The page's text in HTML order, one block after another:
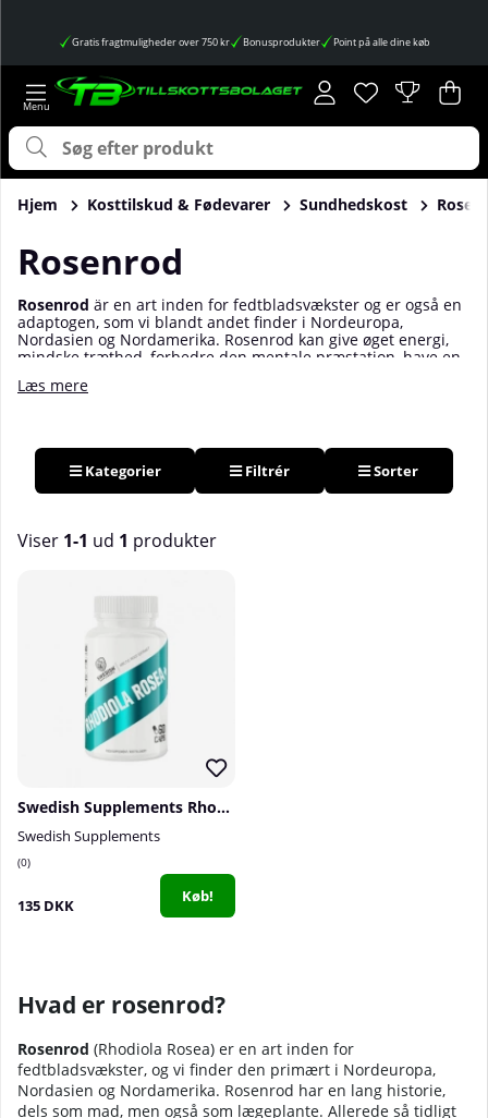
Gratis fragtmuligheder over 750 kr Bonusprodukter Point på alle dine køb
Ønskeliste
Antal på
. .
Hjem Kosttilskud & Fødevarer Sundhedskost
Rosenrod
Rosenrod är en art inden for fedtbladsvækster og er også en
adaptogen, som vi blandt andet finder i Nordeuropa,
Nordasien og Nordamerika. Rosenrod kan give øget energi,
mindske træthed, forbedre den mentale præstation, have en
beroligende. Även sexlysten kan påvirkes positivt! Studier har
musklerne ved hård træning samt øge din udholdenhed! Køb
rosenrod hos os på Tillskottsbolaget.
Læs mere
Kategorier Filtrér Sorter
Viser 1-1 ud 1 produkter
Swedish Supplements Rhodiola Rosea+, 60 caps
Swedish Supplements
0
135 DKK Køb!
Hvad er rosenrod?
Rosenrod (Rhodiola Rosea) er en art inden for
fedtbladsvækster, og vi finder den primært i Nordeuropa,
Nordasien og Nordamerika. Rosenrod har en lang historie,
dels som mad, men også som lægeplante. Allerede så tidligt